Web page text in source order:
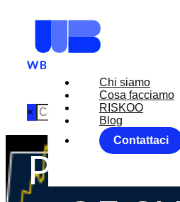
Chi siamo
Cosa facciamo
RISKOO
Blog
Contattaci
×